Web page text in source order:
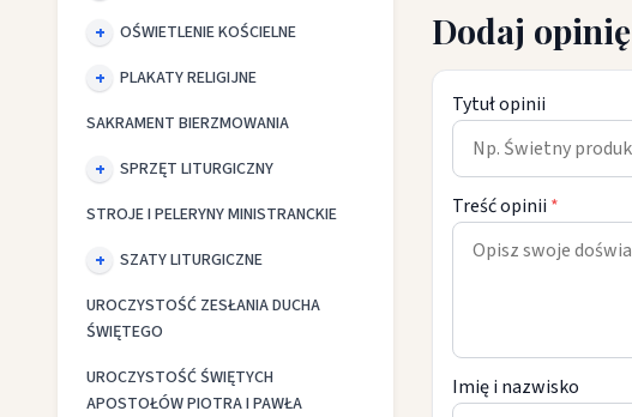
OŚWIETLENIE KOŚCIELNE
PLAKATY RELIGIJNE
SAKRAMENT BIERZMOWANIA
SPRZĘT LITURGICZNY
STROJE I PELERYNY MINISTRANCKIE
SZATY LITURGICZNE
UROCZYSTOŚĆ ZESŁANIA DUCHA
ŚWIĘTEGO
UROCZYSTOŚĆ ŚWIĘTYCH
APOSTOŁÓW PIOTRA I PAWŁA
Dodaj opinię
Tytuł opinii
Treść opinii *
Imię i nazwisko